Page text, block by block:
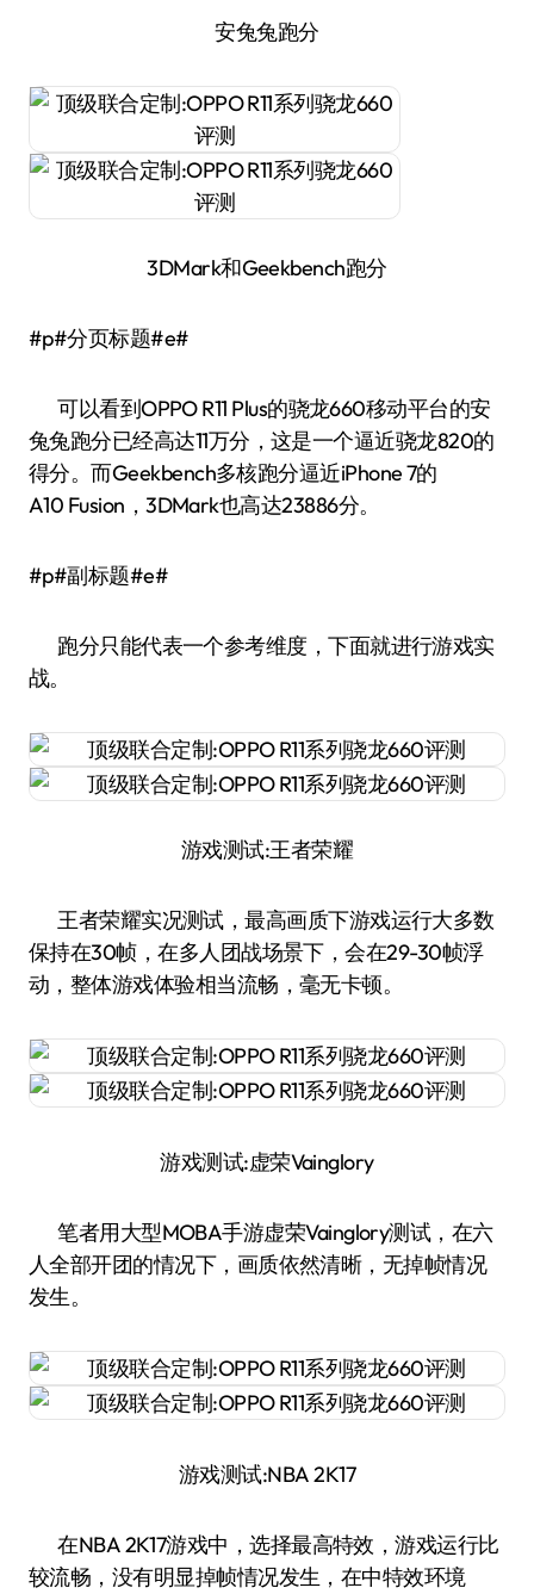
安兔兔跑分
3DMark和Geekbench跑分
#p#分页标题#e#
可以看到OPPO R11 Plus的骁龙660移动平台的安
兔兔跑分已经高达11万分，这是一个逼近骁龙820的
得分。而Geekbench多核跑分逼近iPhone 7的
A10 Fusion，3DMark也高达23886分。
#p#副标题#e#
跑分只能代表一个参考维度，下面就进行游戏实
战。
游戏测试:王者荣耀
王者荣耀实况测试，最高画质下游戏运行大多数
保持在30帧，在多人团战场景下，会在29-30帧浮
动，整体游戏体验相当流畅，毫无卡顿。
游戏测试:虚荣Vainglory
笔者用大型MOBA手游虚荣Vainglory测试，在六
人全部开团的情况下，画质依然清晰，无掉帧情况
发生。
游戏测试:NBA 2K17
在NBA 2K17游戏中，选择最高特效，游戏运行比
较流畅，没有明显掉帧情况发生，在中特效环境